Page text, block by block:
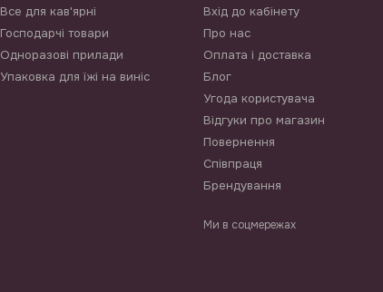
Все для кав'ярні
Господарчі товари
Одноразові прилади
Упаковка для їжі на виніс
Вхід до кабінету
Про нас
Оплата і доставка
Блог
Угода користувача
Відгуки про магазин
Повернення
Співпраця
Брендування
Ми в соцмережах